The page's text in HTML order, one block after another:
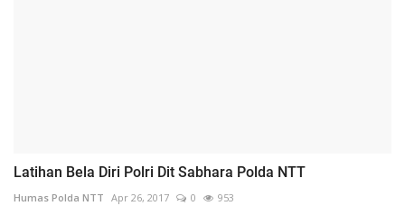
Latihan Bela Diri Polri Dit Sabhara Polda NTT
Humas Polda NTT Apr 26, 2017 0 953